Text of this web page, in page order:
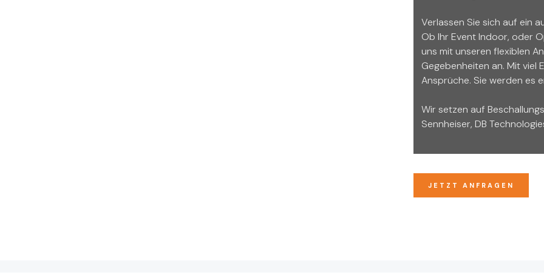
Verlassen Sie sich auf ein
Ob Ihr Event Indoor, oder
uns mit unseren flexiblen
Gegebenheiten an. Mit viel
Ansprüche. Sie werden es
Wir setzen auf
Sennheiser, DB
JETZT ANFRAGEN